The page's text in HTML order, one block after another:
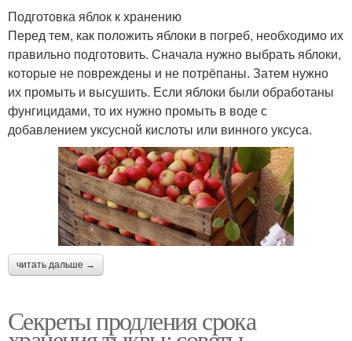
Подготовка яблок к хранению
Перед тем, как положить яблоки в погреб, необходимо их
правильно подготовить. Сначала нужно выбрать яблоки,
которые не повреждены и не потрёпаны. Затем нужно
их промыть и высушить. Если яблоки были обработаны
фунгицидами, то их нужно промыть в воде с
добавлением уксусной кислоты или винного уксуса.
читать дальше →
Секреты продления срока